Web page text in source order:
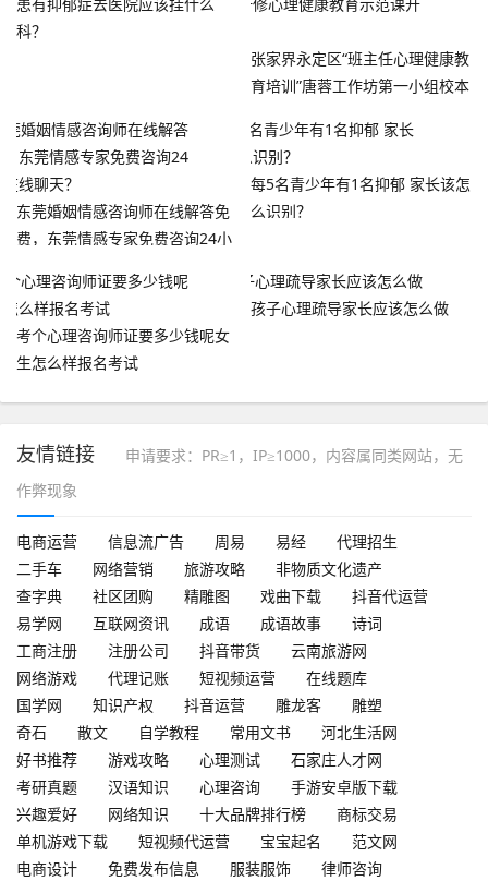
科？
张家界永定区“班主任心理健康教
育培训”唐蓉工作坊第一小组校本
东莞婚姻情感咨询师在线解答免
费，东莞情感专家免费咨询24小
每5名青少年有1名抑郁 家长该怎
么识别？
考个心理咨询师证要多少钱呢女
生怎么样报名考试
孩子心理疏导家长应该怎么做
友情链接
申请要求：PR≥1，IP≥1000，内容属同类网站，无
作弊现象
电商运营 信息流广告 周易 易经
代理招生
二手车
网络营销 旅游攻略
非物质文化遗产
查字典
社区团购 精雕图 戏曲下载
抖音代运营
易学网
互联网资讯 成语 成语故事
诗词
工商注册
注册公司 抖音带货
云南旅游网
网络游戏
代理记账 短视频运营
在线题库
国学网
知识产权 抖音运营 雕龙客
雕塑
奇石
散文 自学教程 常用文书
河北生活网
好书推荐
游戏攻略 心理测试
石家庄人才网
考研真题
汉语知识 心理咨询
手游安卓版下载
兴趣爱好
网络知识 十大品牌排行榜
商标交易
单机游戏下载
短视频代运营 宝宝起名
范文网
电商设计
免费发布信息 服装服饰
律师咨询